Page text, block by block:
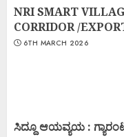
NRI SMART
CORRIDOR /
6TH MARCH 2026
ಸಿದ್ದೂ ಆಯವ್ಯಯ :